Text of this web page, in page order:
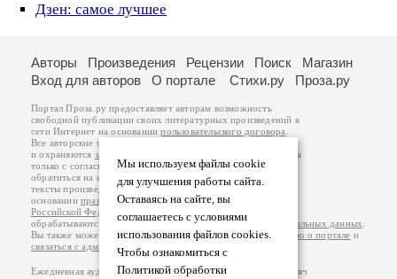
Дзен: самое лучшее
Мы используем файлы cookie
для улучшения работы сайта.
Оставаясь на сайте, вы
соглашаетесь с условиями
использования файлов cookies.
Чтобы ознакомиться с
Политикой обработки
Авторы Произведения Рецензии Поиск
Магазин
Вход для авторов
О портале Стихи.ру Проза.ру
Портал Проза.ру предоставляет авторам возможность
свободной публикации своих литературных произведений в
сети Интернет на основаниипользовательского договора
Все авторские права на произведения принадлежат авторам
и охраняются законом
. Перепечатка произведений возможна
только с согласия его автора, к которому вы можете
обратиться на его авторской странице. Ответственность за
тексты произведений авторы несут самостоятельно на
основанииправил публикацииизаконодательства
Российской Федерации
обрабатываются на основанииПолитики обработки персональных данных
Вы также можете посмотреть более подробнуюинформацию о портале и
связаться с администрацией
Ежедневная аудитория портала Проза.ру – порядка 100 тысяч